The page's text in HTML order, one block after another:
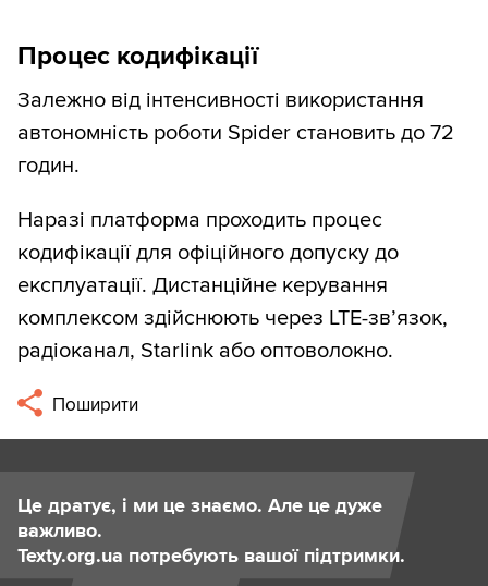
Процес кодифікації
Залежно від інтенсивності використання
автономність роботи Spider становить до 72
годин.
Наразі платформа проходить процес
кодифікації для офіційного допуску до
експлуатації. Дистанційне керування
комплексом здійснюють через LTE-зв’язок,
радіоканал, Starlink або оптоволокно.
Поширити
Це дратує, і ми це знаємо. Але це дуже
важливо.
Texty.org.ua потребують вашої підтримки.